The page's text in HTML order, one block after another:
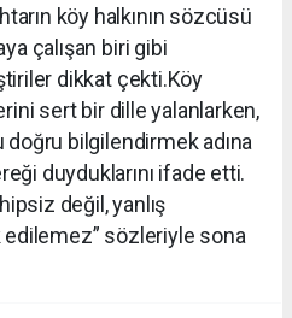
köy halkının sözcüsü
çalışan biri gibi
dikkat çekti.Köy
sert bir dille yalanlarken,
bilgilendirmek adına
duyduklarını ifade etti.
değil, yanlış
sözleriyle sona